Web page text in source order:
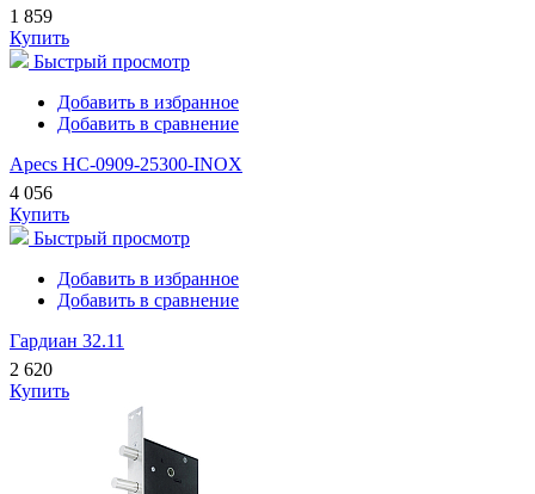
1 859
Купить
Быстрый просмотр
Добавить в избранное
Добавить в сравнение
Apecs HC-0909-25300-INOX
4 056
Купить
Быстрый просмотр
Добавить в избранное
Добавить в сравнение
Гардиан 32.11
2 620
Купить